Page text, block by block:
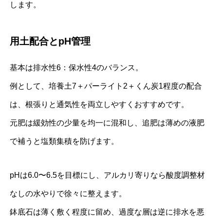
します。
用土配合とpH管理
基本は排水性6：保水性4のバランス。
例として、培養土7＋パーライト2＋くん炭1程度の配合
は、根張りと通気性を両立しやすくおすすめです。
元肥は緩効性の少量を均一に混和し、追肥は薄めの液肥
で補うと塩類集積を防げます。
pHは6.0〜6.5を目標にし、アルカリ寄りなら酸度調整材
なしの水やりで徐々に整えます。
鉢底石は薄く敷く程度に留め、過度な層は逆に排水を悪